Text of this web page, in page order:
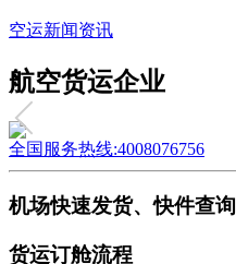
空运新闻资讯
航空货运企业
全国服务热线:4008076756
机场快速发货、快件查询
货运订舱流程